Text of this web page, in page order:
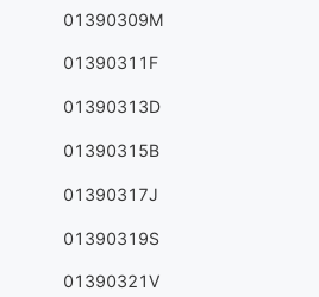
01390309M
01390311F
01390313D
01390315B
01390317J
01390319S
01390321V